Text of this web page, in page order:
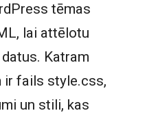
tēmas
lai attēlotu
Katram
ir fails style.css,
un stili, kas